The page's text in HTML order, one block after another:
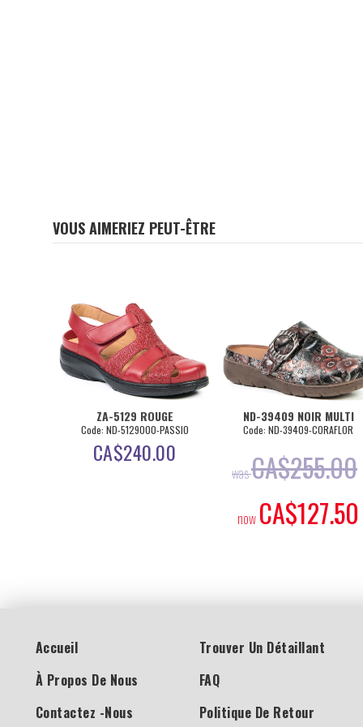
VOUS AIMERIEZ PEUT-ÊTRE
ZA-5129 ROUGE
Code: ND-5129000-PASSIO
CA$240.00
ND-39409 NOIR MULTI
Code: ND-39409-CORAFLOR
wasCA$255.00
now CA$127.50
Accueil
À Propos De Nous
Contactez -nous
Trouver Un Détaillant
FAQ
Politique De Retour